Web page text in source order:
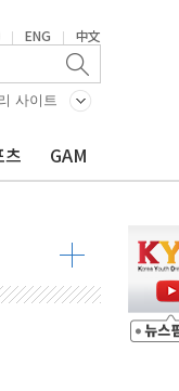
| ENG | 中文
사이트
츠 GAM